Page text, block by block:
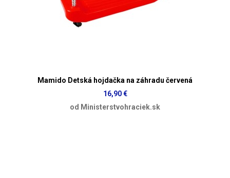
Mamido Detská hojdačka na záhradu červená
16,90 €
od Ministerstvohraciek.sk